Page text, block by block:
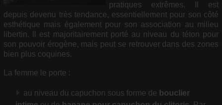
pratiques extrêmes. Il est
depuis devenu très tendance, essentiellement pour son côté
esthétique mais également pour son association au milieu
libertin. Il est majoritairement porté au niveau du téton pour
son pouvoir érogène, mais peut se retrouver dans des zones
bien plus coquines.
La femme le porte :
au niveau du capuchon sous forme de bouclier